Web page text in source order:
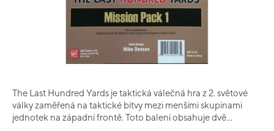
The Last Hundred Yards je taktická válečná hra z 2. světové
války zaměřená na taktické bitvy mezi menšími skupinami
jednotek na západní frontě. Toto balení obsahuje dvě